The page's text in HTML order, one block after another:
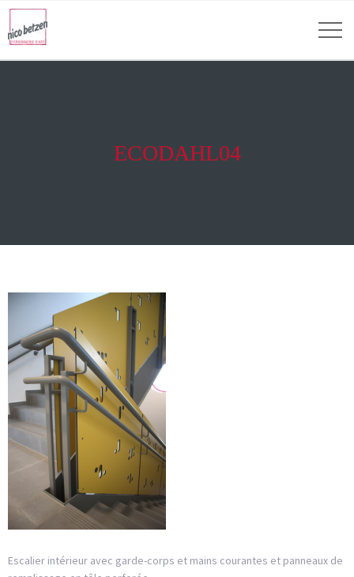
ECODAHL04
Escalier intérieur avec garde-corps et mains courantes et panneaux de